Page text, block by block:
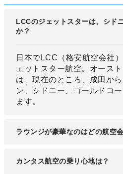
LCCのジェットスターは、シド
か？
日本でLCC（格安航空会社
ェットスター航空。オース
は、現在のところ、成田か
ン、シドニー、ゴールドコ
ます。
ラウンジが豪華なのはどの航空
日本からシドニーに就航し
カンタス航空の乗り心地は？